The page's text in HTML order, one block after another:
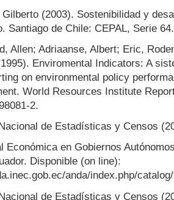
(2003). Sostenibilidad y
Santiago de Chile: CEPAL, Serie 64.
Allen; Adriaanse, Albert; Eric,
Enviromental Indicators: A
on environmental policy
World Resources Institute
2.
de Estadísticas y Censos
Económica en Gobiernos
Disponible (on line):
anda/index.php/
de Estadísticas y Censos